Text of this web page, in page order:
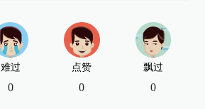
难过
0
点赞
0
飘过
0